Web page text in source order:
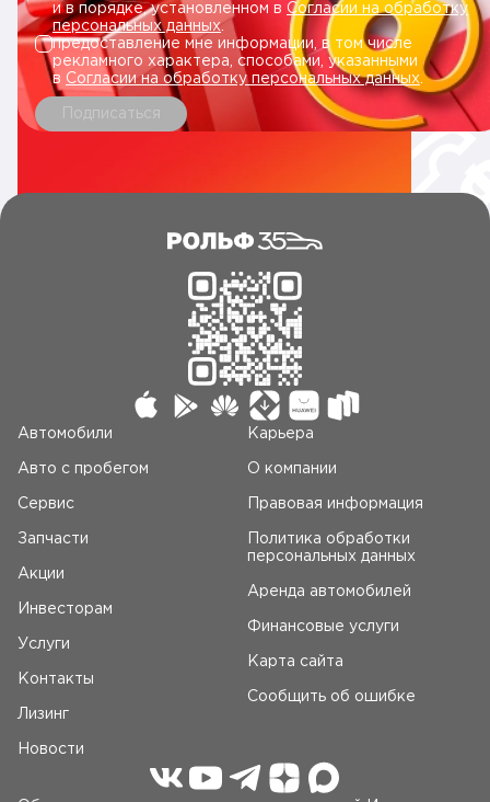
и в порядке, установленном в Согласии на обработку
персональных данных.
предоставление мне информации, в том числе
рекламного характера, способами, указанными
в Согласии на обработку персональных данных
Подписаться
Автомобили
Авто c пробегом
Сервис
Запчасти
Акции
Инвесторам
Услуги
Контакты
Лизинг
Новости
Карьера
О компании
Правовая информация
Политика обработки
персональных данных
Аренда автомобилей
Финансовые услуги
Карта сайта
Сообщить об ошибке